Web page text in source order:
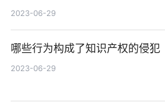
2023-06-29
哪些行为构成了知识产权的侵犯
2023-06-29